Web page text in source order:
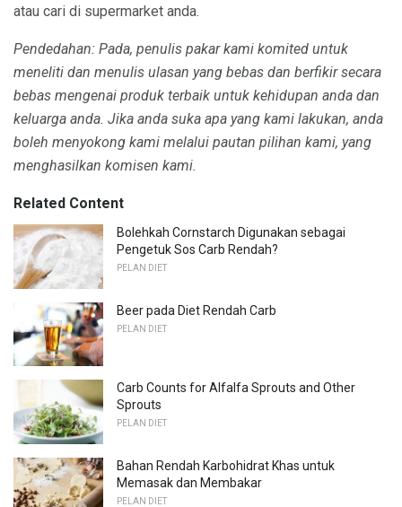
atau cari di supermarket anda.
Pendedahan: Pada, penulis pakar kami komited untuk
meneliti dan menulis ulasan yang bebas dan berfikir secara
bebas mengenai produk terbaik untuk kehidupan anda dan
keluarga anda. Jika anda suka apa yang kami lakukan, anda
boleh menyokong kami melalui pautan pilihan kami, yang
menghasilkan komisen kami.
Related Content
Bolehkah Cornstarch Digunakan sebagai
Pengetuk Sos Carb Rendah?
PELAN DIET
Beer pada Diet Rendah Carb
PELAN DIET
Carb Counts for Alfalfa Sprouts and Other
Sprouts
PELAN DIET
Bahan Rendah Karbohidrat Khas untuk
Memasak dan Membakar
PELAN DIET